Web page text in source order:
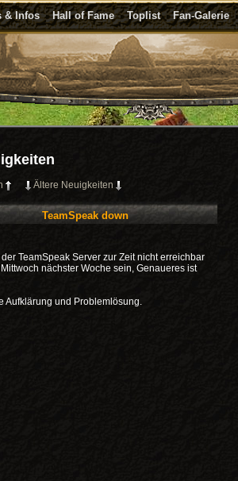
& Infos Hall of Fame Toplist Fan-Galerie
Ältere Neuigkeiten
TeamSpeak down
TeamSpeak Server zur Zeit nicht erreichbar
nächster Woche sein, Genaueres ist
Aufklärung und Problemlösung.